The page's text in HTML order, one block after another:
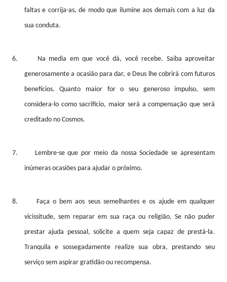
faltas e corrija-as, de modo que ilumine aos demais com a luz da
sua conduta.
6.
Na media em que você dá, você recebe. Saiba aproveitar
generosamente a ocasião para dar, e Deus lhe cobrirá com futuros
benefícios. Quanto maior for o seu generoso impulso, sem
considera-lo como sacrifício, maior será a compensação que será
creditado no Cosmos.
7.
Lembre-se que por meio da nossa Sociedade se apresentam
inúmeras ocasiões para ajudar o próximo.
8.
Faça o bem aos seus semelhantes e os ajude em qualquer
vicissitude, sem reparar em sua raça ou religião. Se não puder
prestar ajuda pessoal, solicite a quem seja capaz de prestá-la.
Tranquila e sossegadamente realize sua obra, prestando seu
serviço sem aspirar gratidão ou recompensa.